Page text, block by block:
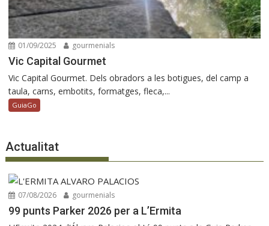
01/09/2025 gourmenials
Vic Capital Gourmet
Vic Capital Gourmet. Dels obradors a les botigues, del camp a
taula, carns, embotits, formatges, fleca,...
GuiaGo
Actualitat
07/08/2026 gourmenials
99 punts Parker 2026 per a L’Ermita